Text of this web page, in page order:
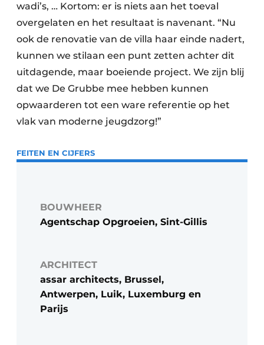
wadi’s, … Kortom: er is niets aan het toeval
overgelaten en het resultaat is navenant. “Nu
ook de renovatie van de villa haar einde nadert,
kunnen we stilaan een punt zetten achter dit
uitdagende, maar boeiende project. We zijn blij
dat we De Grubbe mee hebben kunnen
opwaarderen tot een ware referentie op het
vlak van moderne jeugdzorg!”
FEITEN EN CIJFERS
BOUWHEER
Agentschap Opgroeien, Sint-Gillis
ARCHITECT
assar architects, Brussel,
Antwerpen, Luik, Luxemburg en
Parijs